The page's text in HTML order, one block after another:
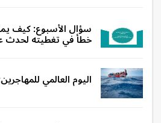
سؤال الأسبوع: كيف
خطأ في تغطيته لحدث
اليوم العالمي